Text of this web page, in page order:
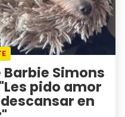
Barbie Simons
pido amor
en